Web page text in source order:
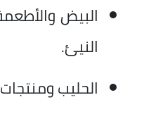
البيض
النيئ.
الحليب